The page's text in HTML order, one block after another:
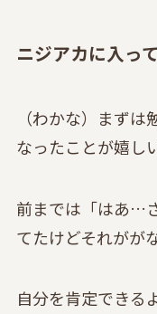
ニジアカに入っ
（わかな）まず
なったことが嬉し
前までは「はあ…
てたけどそれがが
自分を肯定できる